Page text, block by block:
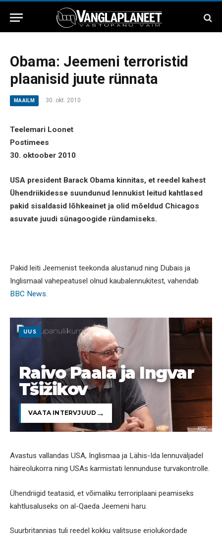
Obama: Jeemeni terroristid
plaanisid juute rünnata
MAAILM 30. okt. 2010
Teelemari Loonet
Postimees
30. oktoober 2010
USA president Barack Obama kinnitas, et reedel kahest
Ühendriikidesse suundunud lennukist leitud kahtlased
pakid sisaldasid lõhkeainet ja olid mõeldud Chicagos
asuvate juudi sünagoogide ründamiseks.
Pakid leiti Jeemenist teekonda alustanud ning Dubais ja
Inglismaal vahepeatusel olnud kaubalennukitest, vahendab
BBC News.
UUS
Raivo Paala ja Ingvar
Tšižikov
VAATA INTERVJUUD
Avastus vallandas USA, Inglismaa ja Lähis-Ida lennuväljadel
häireolukorra ning USAs karmistati lennunduse turvakontrolle.
Ühendriigid teatasid, et võimaliku terroriplaani peamiseks
kahtlusaluseks on al-Qaeda Jeemeni haru.
Suurbritannias tuli reedel kokku valitsuse eriolukordade